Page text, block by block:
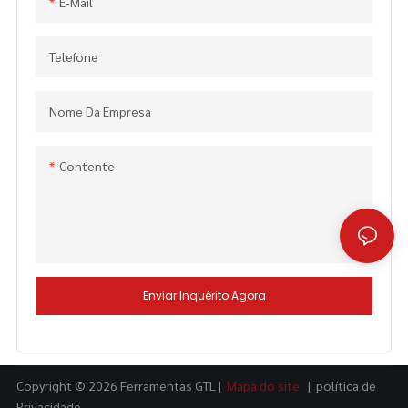
Telefone
Nome Da Empresa
Contente
Enviar Inquérito Agora
Copyright © 2026 Ferramentas GTL | Mapa do site | política de